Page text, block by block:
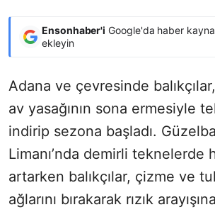
Ensonhaber'i Google'da haber
ekleyin
Adana ve çevresinde
av yasağının sona ermesiyle
indirip sezona başladı.
Limanı’nda demirli teknelerde
artarken balıkçılar, çizme ve
ağlarını bırakarak rızık